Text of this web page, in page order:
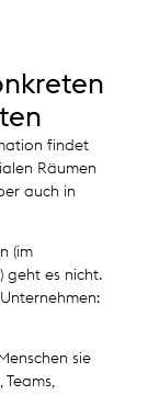
findet
Räumen
auch in
(im
geht es nicht.
sie